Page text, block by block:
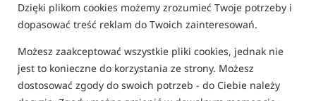
Dzięki plikom cookies możemy zrozumieć Twoje potrzeby i
dopasować treść reklam do Twoich zainteresowań.
Możesz zaakceptować wszystkie pliki cookies, jednak nie
jest to konieczne do korzystania ze strony. Możesz
dostosować zgody do swoich potrzeb - do Ciebie należy